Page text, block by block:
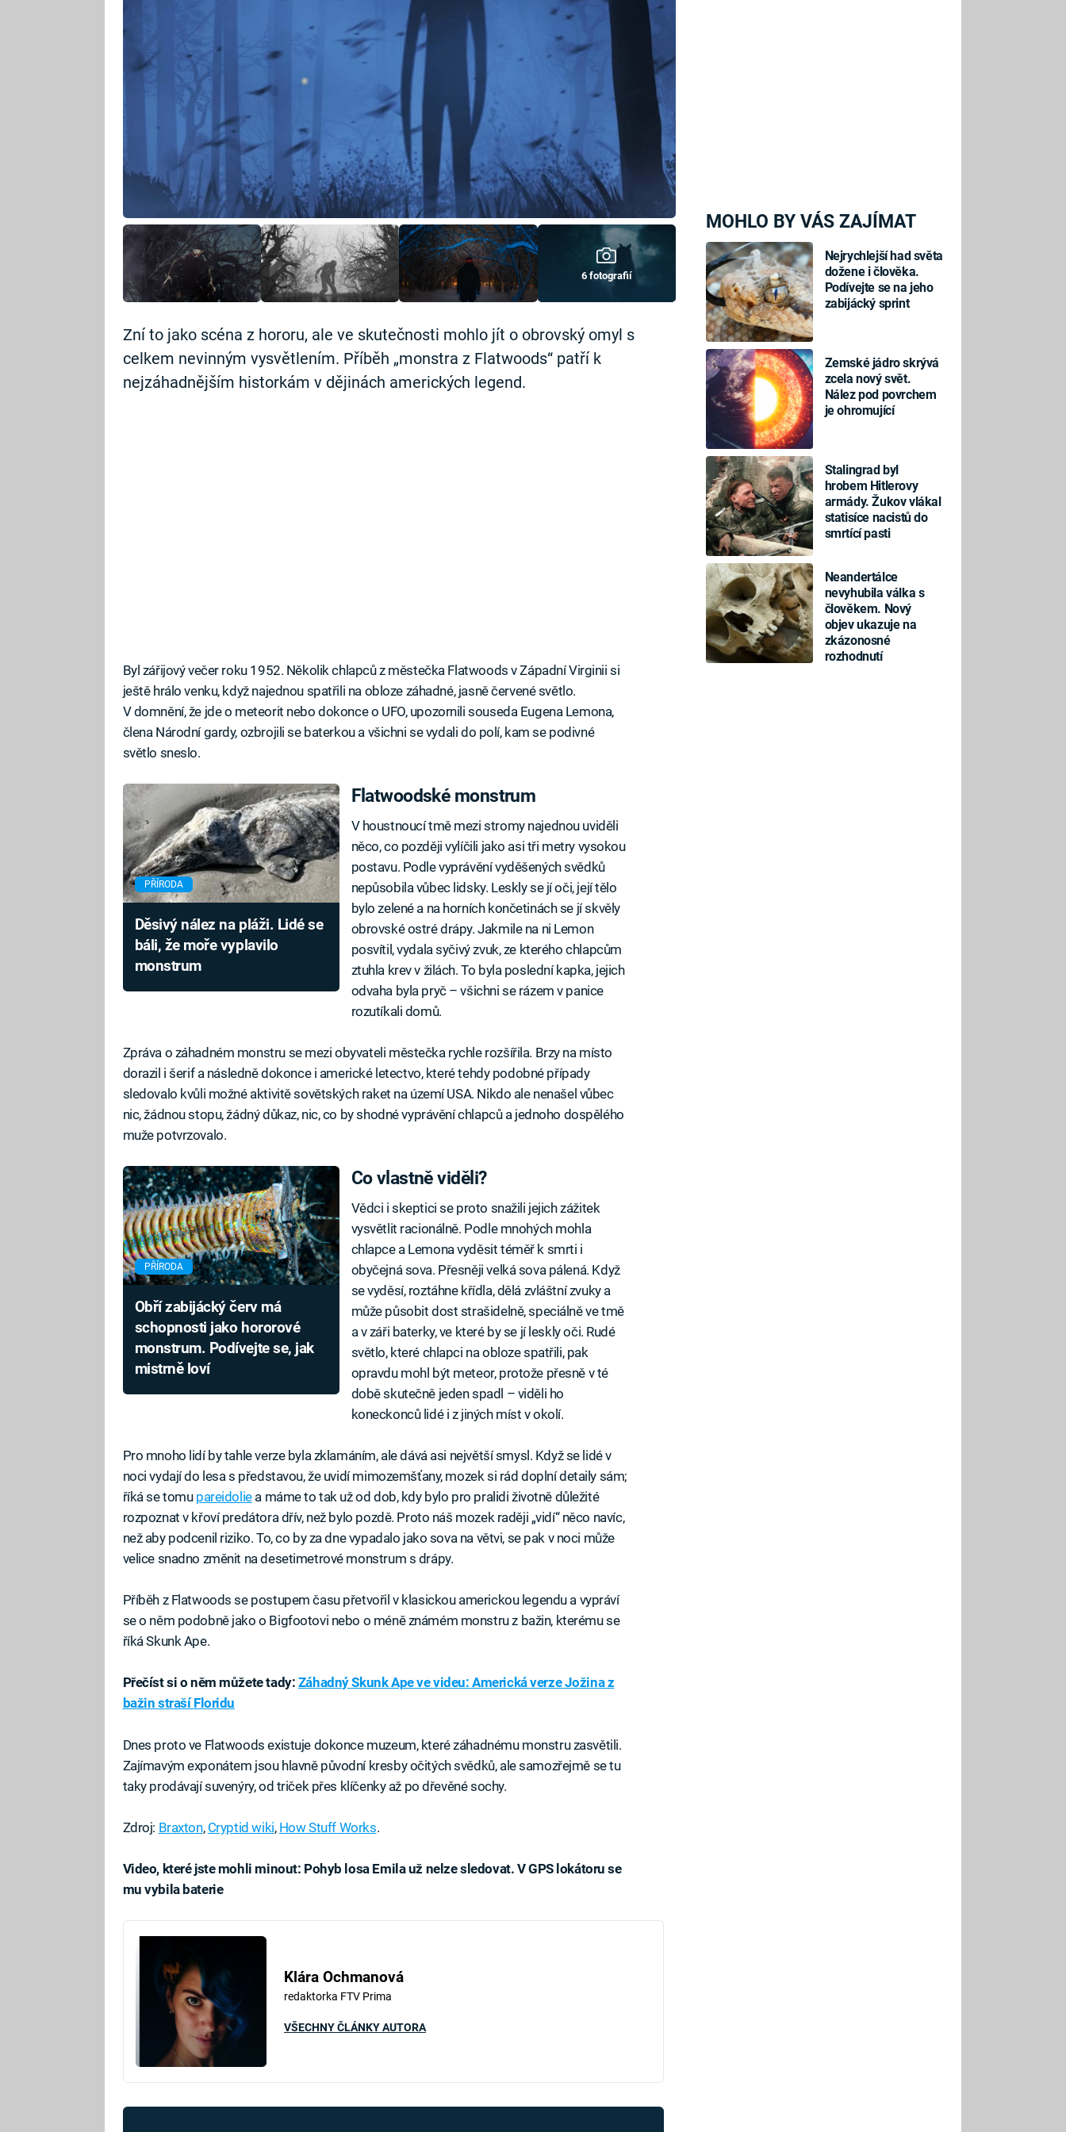
MOHLO BY VÁS ZAJÍMAT
Nejrychlejší had světa
dožene i člověka.
Podívejte se na jeho
zabijácký sprint
Zemské jádro skrývá
zcela nový svět.
Nález pod povrchem
je ohromující
Stalingrad byl
hrobem Hitlerovy
armády. Žukov vlákal
statisíce nacistů do
smrtící pasti
Neandertálce
nevyhubila válka s
člověkem. Nový
objev ukazuje na
zkázonosné
rozhodnutí
6 fotografií
Zní to jako scéna z hororu, ale ve skutečnosti mohlo jít o obrovský omyl s
celkem nevinným vysvětlením. Příběh „monstra z Flatwoods“ patří k
nejzáhadnějším historkám v dějinách amerických legend.
Byl zářijový večer roku 1952. Několik chlapců z městečka Flatwoods v Západní Virginii si
ještě hrálo venku, když najednou spatřili na obloze záhadné, jasně červené světlo.
V domnění, že jde o meteorit nebo dokonce o UFO, upozornili souseda Eugena Lemona,
člena Národní gardy, ozbrojili se baterkou a všichni se vydali do polí, kam se podivné
světlo sneslo.
PŘÍRODA
Děsivý nález na pláži. Lidé se
báli, že moře vyplavilo
monstrum
Flatwoodské monstrum
V houstnoucí tmě mezi stromy najednou uviděli
něco, co později vylíčili jako asi tři metry vysokou
postavu. Podle vyprávění vyděšených svědků
nepůsobila vůbec lidsky. Leskly se jí oči, její tělo
bylo zelené a na horních končetinách se jí skvěly
obrovské ostré drápy. Jakmile na ni Lemon
posvítil, vydala syčivý zvuk, ze kterého chlapcům
ztuhla krev v žilách. To byla poslední kapka, jejich
odvaha byla pryč – všichni se rázem v panice
rozutíkali domů.
Zpráva o záhadném monstru se mezi obyvateli městečka rychle rozšířila. Brzy na místo
dorazil i šerif a následně dokonce i americké letectvo, které tehdy podobné případy
sledovalo kvůli možné aktivitě sovětských raket na území USA. Nikdo ale nenašel vůbec
nic, žádnou stopu, žádný důkaz, nic, co by shodné vyprávění chlapců a jednoho dospělého
muže potvrzovalo.
PŘÍRODA
Obří zabijácký červ má
schopnosti jako hororové
monstrum. Podívejte se, jak
mistrně loví
Co vlastně viděli?
Vědci i skeptici se proto snažili jejich zážitek
vysvětlit racionálně. Podle mnohých mohla
chlapce a Lemona vyděsit téměř k smrti i
obyčejná sova. Přesněji velká sova pálená. Když
se vyděsí, roztáhne křídla, dělá zvláštní zvuky a
může působit dost strašidelně, speciálně ve tmě
a v záři baterky, ve které by se jí leskly oči. Rudé
světlo, které chlapci na obloze spatřili, pak
opravdu mohl být meteor, protože přesně v té
době skutečně jeden spadl – viděli ho
koneckonců lidé i z jiných míst v okolí.
Pro mnoho lidí by tahle verze byla zklamáním, ale dává asi největší smysl. Když se lidé v
noci vydají do lesa s představou, že uvidí mimozemšťany, mozek si rád doplní detaily sám;
říká se tomu pareidoliea máme to tak už od dob, kdy bylo pro pralidi životně důležité
rozpoznat v křoví predátora dřív, než bylo pozdě. Proto náš mozek raději „vidí“ něco navíc,
než aby podcenil riziko. To, co by za dne vypadalo jako sova na větvi, se pak v noci může
velice snadno změnit na desetimetrové monstrum s drápy.
Příběh z Flatwoods se postupem času přetvořil v klasickou americkou legendu a vypráví
se o něm podobně jako o Bigfootovi nebo o méně známém monstru z bažin, kterému se
říká Skunk Ape.
Přečíst si o něm můžete tady: Záhadný Skunk Ape ve videu: Americká verze Jožina z
bažin straší Floridu
Dnes proto ve Flatwoods existuje dokonce muzeum, které záhadnému monstru zasvětili.
Zajímavým exponátem jsou hlavně původní kresby očitých svědků, ale samozřejmě se tu
taky prodávají suvenýry, od triček přes klíčenky až po dřevěné sochy.
Zdroj: Braxton, Cryptid wiki, How Stuff Works.
Video, které jste mohli minout: Pohyb losa Emila už nelze sledovat. V GPS lokátoru se
mu vybila baterie
Klára Ochmanová
redaktorka FTV Prima
VŠECHNY ČLÁNKY AUTORA